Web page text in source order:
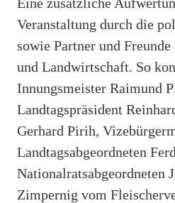
Veranstaltung durch die
sowie Partner und
und Landwirtschaft. So
Innungsmeister Raimund
Landtagspräsident
Gerhard Pirih,
Landtagsabgeordneten
Nationalratsabgeordneten
Zimpernig vom